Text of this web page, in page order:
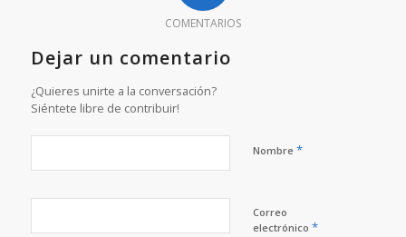
COMENTARIOS
Dejar un comentario
¿Quieres unirte a la conversación?
Siéntete libre de contribuir!
Nombre *
Correo
electrónico *